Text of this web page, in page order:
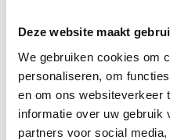
Deze website maakt
We gebruiken cookies om
personaliseren, om
en om ons websiteverkeer
informatie over uw gebruik
partners voor social
€599,00
€379,00
is:
-21%